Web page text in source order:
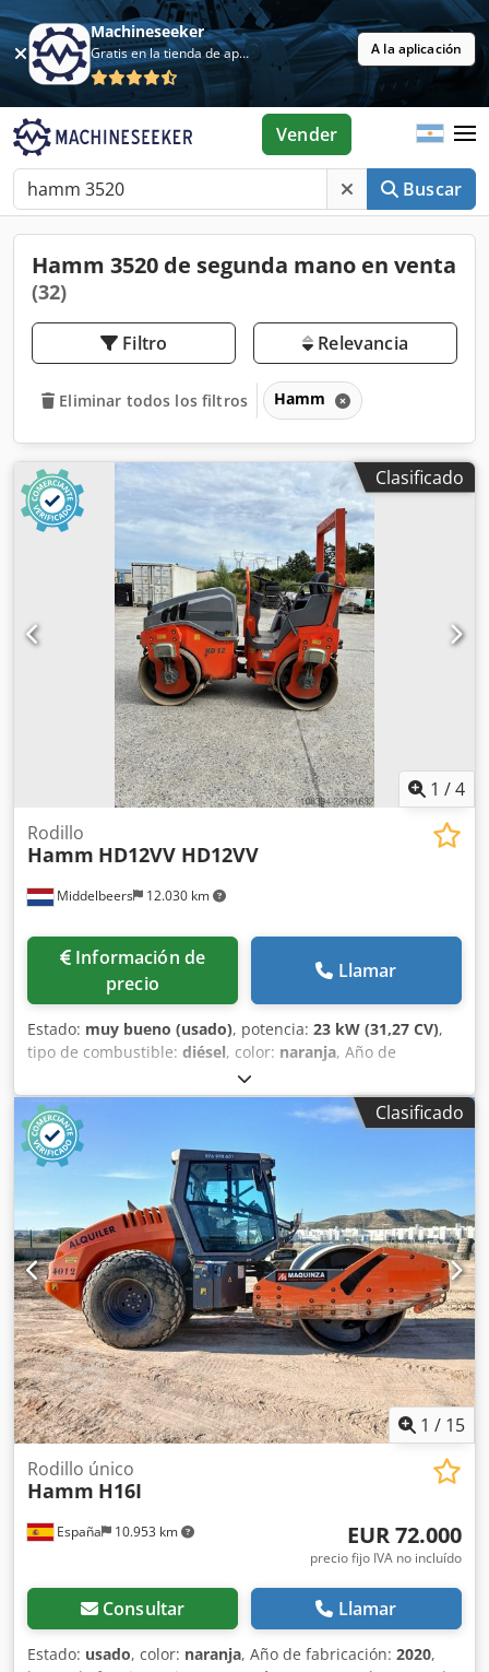
Machineseeker
Gratis en la tienda de aplicaciones A la aplicación
Buscar
Vender
Hamm 3520 de segunda mano en venta
(32)
Filtro Relevancia
Eliminar todos los filtros Hamm
Clasificado
1 /4
Middelbeers 12.030 km
Rodillo
Hamm HD12VV HD12VV
Información de
precio
Llamar
Estado: muy bueno (usado), potencia: 23 kW (31,27 CV),
tipo de combustible: diésel, color: naranja, Año de
, horas de funcionamiento:
Información general Año de fabricación: 2017 Año del
modelo: 2017 Información técnica Número de cilindros: 3
Dcodpfx Asznm Iuenujk Tipo de tracción: a las ruedas Peso
en vacío: 2.695 kg Características funcionales Ancho de
trabajo: 120 cm Marcado CE: sí Estado Estado técnico: muy
bueno Estado estético: bueno Información financiera
Precio: consultar Información adicional Póngase en
contacto con Ernst van Hek para obtener más información.
Clasificado
1 / 15
España 10.953 km
Rodillo único
Hamm H16I
EUR 72.000
precio fijo IVA no incluído
Consultar Llamar
Estado: usado, color: naranja, Año de fabricación: 2020,